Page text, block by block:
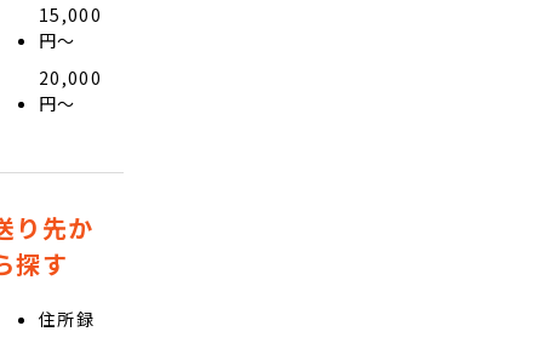
15,000
円〜
20,000
円〜
り先か
探す
住所録